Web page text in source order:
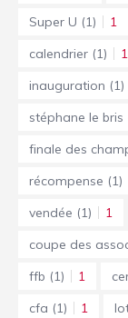
Super U (1) 1
calendrier (1) 1
inauguration (1)
stéphane le bris
finale des
récompense (1)
vendée (1) 1
coupe des
ffb (1) 1
cfa (1) 1